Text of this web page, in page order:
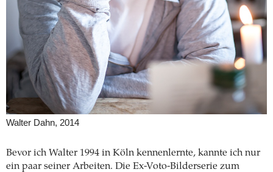
Walter Dahn, 2014
Bevor ich Walter 1994 in Köln kennenlernte, kannte ich nur
ein paar seiner Arbeiten. Die Ex-Voto-Bilderserie zum